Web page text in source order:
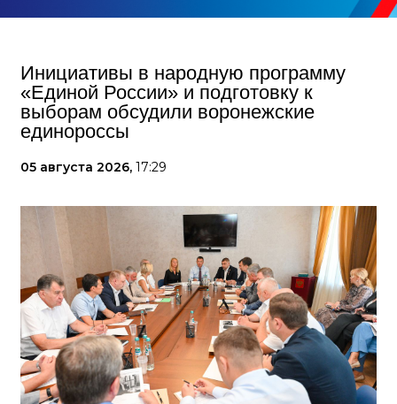
Инициативы в народную программу
«Единой России» и подготовку к
выборам обсудили воронежские
единороссы
05 августа 2026, 17:29